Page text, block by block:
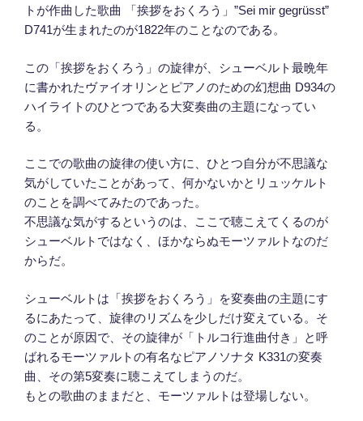
トが作曲した歌曲 「挨拶をおくろう」”Sei mir gegrüsst”
D741が生まれたのが1822年のことなのである。
この「挨拶をおくろう」の旋律が、シューベルト最晩年
に書かれたヴァイオリンとピアノのための幻想曲 D934の
ハイライトのひとつである大変奏曲の主題になってい
る。
ここでの歌曲の旋律の使い方に、ひとつ自分が不思議な
気がしていたことがあって、何かないかとリュッケルト
のことを調べてみたのであった。
不思議な気がするというのは、ここで聴こえてくるのが
シューベルトではなく、ほかならぬモーツァルトなのだ
からだ。
シューベルトは「挨拶をおくろう」を変奏曲の主題にす
るにあたって、旋律のリズムを少しだけ変えている。そ
のことが原因で、その旋律が「トルコ行進曲付き」と呼
ばれるモーツァルトの有名なピアノソナタ K331の変奏
曲、その第5変奏に聴こえてしまうのだ。
もとの歌曲のままだと、モーツァルトは登場しない。